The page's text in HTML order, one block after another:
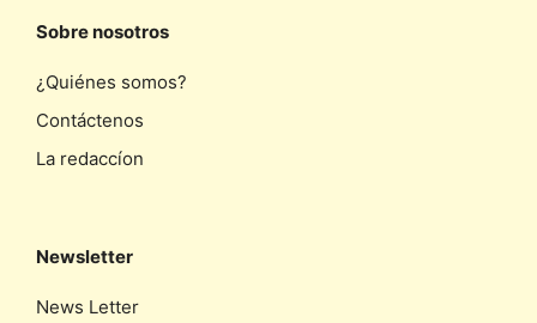
Sobre nosotros
¿Quiénes somos?
Contáctenos
La redaccíon
Newsletter
News Letter